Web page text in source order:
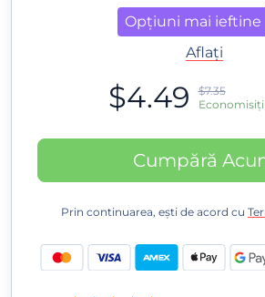
Opțiuni mai ieftine
Aflați
$4.49
$7.35
Economisiți
Cumpără
Prin continuarea, ești de acord cu